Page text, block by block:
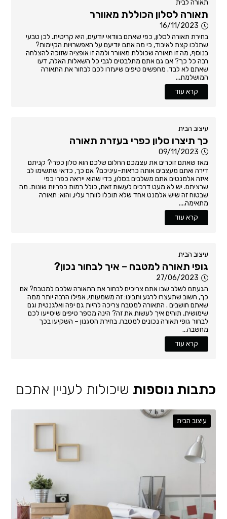
תאורה לבית
תאורה לסלון הכוללת מאוורר
16/11/2023
בחירת תאורה לסלון, כפי שאתם בוודאי יודעים, היא קריטית. לכן טבעי
שתלכו קצת לאיבוד, כי מה אתם יודיעם על האפשרויות הקיימות?
בנוסף, מה זו תאורה שכוללת מאוורר ולמה זו אופציה שזוכה להצלחה
רבה כל כך? אם גם אתם מתלבטים לגבי כל השאלות האלה, דעו
שאתם לא לבד. מחפשים טיפים שיעזרו לכם לבחור את התאורה
המושלמת...
קרא עוד
עיצוב הבית
כך תיצרו סלון כפרי בעזרת תאורה
09/11/2023
מאז שאתם זוכרים את עצמכם החלום שלכם הוא סלון כפרי? קניתם
דירה ואתם מעצבים אותה כראות-עיניכם? אם כך, כדאי שתשימו לב
איזה אלמנטים אתם משלבים בסלון, כדי שהוא ייראה כפרי כפי
שרציתם. יש לא מעט דרכים לעשות זאת, כולל רמות כפריות שונות. מה
שבטוח זה שיש אלמנט אחד שלא תוכלו לוותר עליו, והוא: תאורה
מתאימה....
קרא עוד
עיצוב הבית
גופי תאורה למטבח – איך לבחור נכון?
27/06/2023
הגעתם לשלב שבו אתם צריכים לבחור את התאורה שלכם למטבח? אם
כך, חשוב שתעצרו לרגע ותבינו: זה משמעותי, אפילו הרבה יותר ממה
שאתם חושבים . התאורה למטבח צריכה להיות גם יפה ואלגנטית וגם
שימושית. תוהים איך לעשות את זה? הינה מספר טיפים שיסייעו לכם
לבחור גופי תאורה נכונים למטבח. בחירת הסגנון – השקיעו בכך
מחשבה...
קרא עוד
כתבות נוספות שיכולות לעניין אתכם
עיצוב הבית